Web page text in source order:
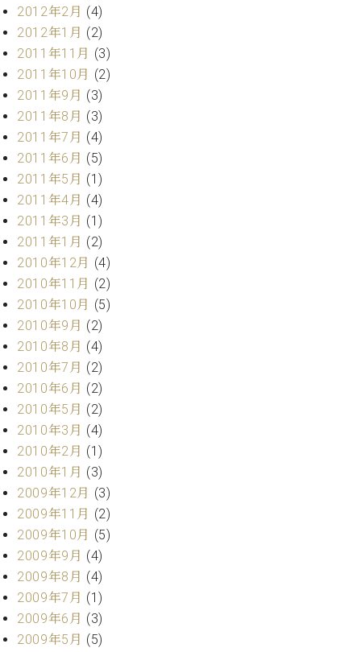
2012年2月 (4)
2012年1月 (2)
2011年11月 (3)
2011年10月 (2)
2011年9月 (3)
2011年8月 (3)
2011年7月 (4)
2011年6月 (5)
2011年5月 (1)
2011年4月 (4)
2011年3月 (1)
2011年1月 (2)
2010年12月 (4)
2010年11月 (2)
2010年10月 (5)
2010年9月 (2)
2010年8月 (4)
2010年7月 (2)
2010年6月 (2)
2010年5月 (2)
2010年3月 (4)
2010年2月 (1)
2010年1月 (3)
2009年12月 (3)
2009年11月 (2)
2009年10月 (5)
2009年9月 (4)
2009年8月 (4)
2009年7月 (1)
2009年6月 (3)
2009年5月 (5)